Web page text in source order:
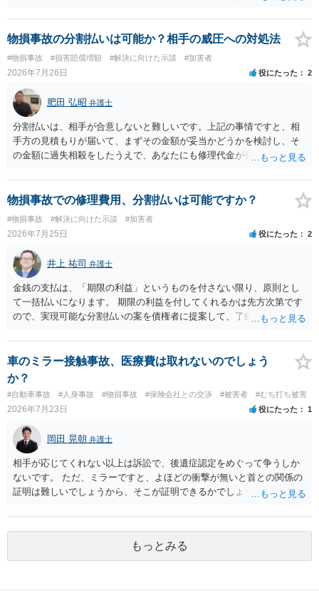
金の支払いにつき、分割払いに合意すれば、和解は可能です。 他方で
合意しなければ和解できないことになります。 今後の見通しを知る為
に、交渉の方向性につき、最寄りの法律事務所で相談だけでもされる
ことも検討ください。
物損事故の分割払いは可能か？相手の威圧への対処法
#物損事故 #損害賠償増額 #解決に向けた示談 #加害者
2026年7月26日 役にたった 2
肥田 弘昭 弁護士
分割払いは、相手が合意しないと難しいです。上記の事情ですと、相
手方の見積もりが届いて、まずその金額が妥当かどうかを検討し、そ
の金額に過失相殺をしたうえで、あなたにも修理代金が発生している
分割払いにしたいとの示談案を提案するのが良いかと思います。威圧
されるのであれば、斡旋、仲裁、民事調停を利用しては如何でしょう
物損事故での修理費用、分割払いは可能ですか？
#物損事故 #解決に向けた示談 #加害者
2026年7月25日 役にたった 2
井上 祐司 弁護士
金銭の支払は、「期限の利益」というものを付さない限り、原則とし
て一括払いになります。 期限の利益を付してくれるかは先方次第です
ので、実現可能な分割払いの案を債権者に提案して、了解してもらえ
車のミラー接触事故、医療費は取れないのでしょう
か？
#自動車事故 #人身事故 #物損事故 #保険会社との交渉 #被害者 #むち打ち被害
2026年7月23日 役にたった 1
岡田 晃朝 弁護士
相手が応じてくれない以上は訴訟で、後遺症認定をめぐって争うしか
ないです。 ただ、ミラーですと、よほどの衝撃が無いと首との関係の
証明は難しいでしょうから、そこが証明できるかでしょうね。
もっとみる